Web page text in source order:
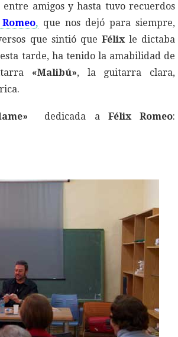
amigos y hasta tuvo recuerdos
, que nos dejó para siempre,
que sintió que Félixle dictaba
tarde, ha tenido la amabilidad de
«Malibú», la guitarra clara,
dedicada a Félix Romeo: